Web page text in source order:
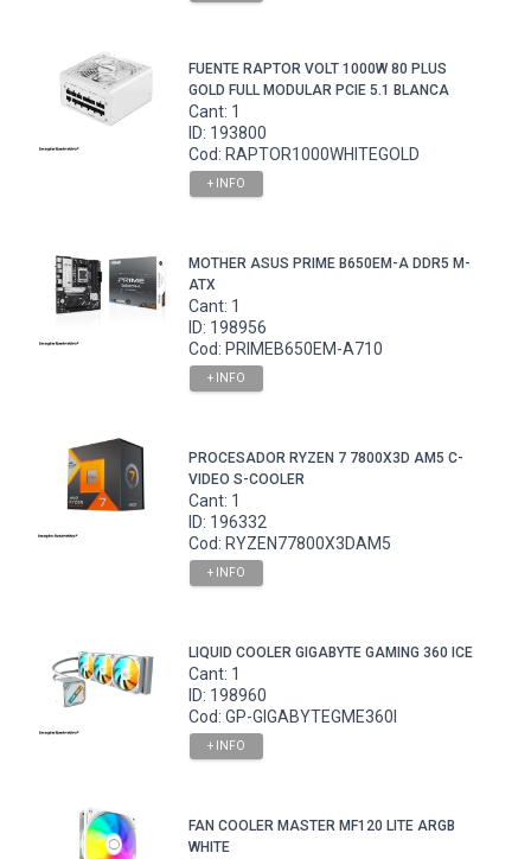
FUENTE RAPTOR VOLT 1000W 80 PLUS
GOLD FULL MODULAR PCIE 5.1 BLANCA
Cant: 1
ID: 193800
Cod: RAPTOR1000WHITEGOLD
+ INFO
MOTHER ASUS PRIME B650EM-A DDR5 M-
ATX
Cant: 1
ID: 198956
Cod: PRIMEB650EM-A710
+ INFO
PROCESADOR RYZEN 7 7800X3D AM5 C-
VIDEO S-COOLER
Cant: 1
ID: 196332
Cod: RYZEN77800X3DAM5
+ INFO
LIQUID COOLER GIGABYTE GAMING 360 ICE
Cant: 1
ID: 198960
Cod: GP-GIGABYTEGME360I
+ INFO
FAN COOLER MASTER MF120 LITE ARGB
WHITE